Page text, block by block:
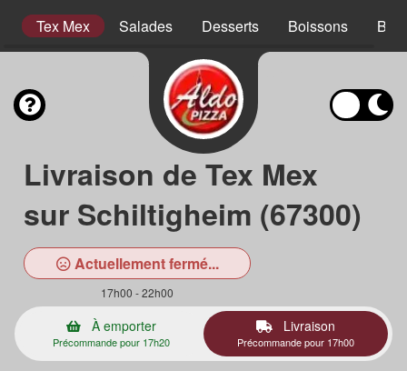
Tex Mex Salades Desserts Boissons
Livraison de Tex Mex
sur Schiltigheim (67300)
Actuellement fermé...
17h00 - 22h00
À emporter
Précommande pour 17h20
Livraison
Précommande pour 17h00